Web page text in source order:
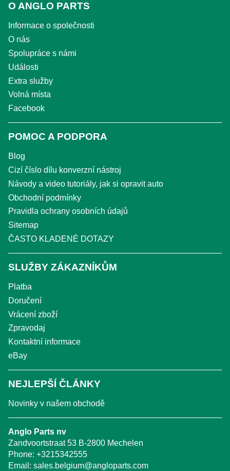
O ANGLO PARTS
Informace o společnosti
O nás
Spolupráce s námi
Události
Extra služby
Volná místa
Facebook
POMOC A PODPORA
Blog
Cizí číslo dílu konverzní nástroj
Návody a video tutoriály, jak si opravit auto
Obchodní podmínky
Pravidla ochrany osobních údajů
Sitemap
ČASTO KLADENÉ DOTAZY
SLUŽBY ZÁKAZNÍKŮM
Platba
Doručení
Vrácení zboží
Zpravodaj
Kontaktní informace
eBay
NEJLEPŠÍ ČLÁNKY
Novinky v našem obchodě
Anglo Parts nv
Zandvoortstraat 53 B-2800 Mechelen
Phone: +3215342555
Email: sales.belgium@angloparts.com